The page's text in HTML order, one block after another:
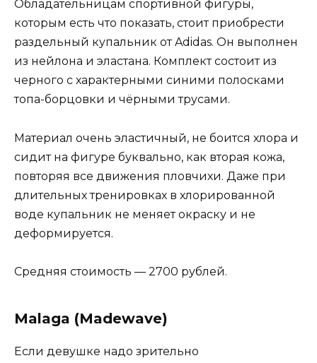
Обладательницам спортивной фигуры,
которым есть что показать, стоит приобрести
раздельный купальник от Adidas. Он выполнен
из нейлона и эластана. Комплект состоит из
черного с характерными синими полосками
топа-борцовки и чёрными трусами.
Материал очень эластичный, не боится хлора и
сидит на фигуре буквально, как вторая кожа,
повторяя все движения пловчихи. Даже при
длительных тренировках в хлорированной
воде купальник не меняет окраску и не
деформируется.
Средняя стоимость — 2700 рублей.
Malaga (Madewave)
Если девушке надо зрительно